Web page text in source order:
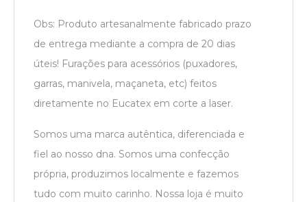
Obs: Produto artesanalmente fabricado prazo
de entrega mediante a compra de 20 dias
úteis! Furações para acessórios (puxadores,
garras, manivela, maçaneta, etc) feitos
diretamente no Eucatex em corte a laser.
Somos uma marca autêntica, diferenciada e
fiel ao nosso dna. Somos uma confecção
própria, produzimos localmente e fazemos
tudo com muito carinho. Nossa loja é muito